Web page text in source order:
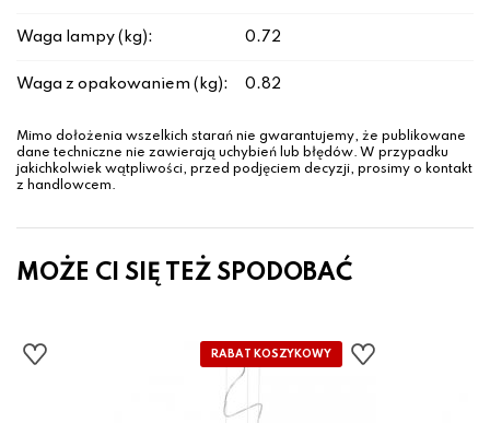
Waga lampy (kg): 0.72
Waga z opakowaniem (kg): 0.82
Mimo dołożenia wszelkich starań nie gwarantujemy, że publikowane
dane techniczne nie zawierają uchybień lub błędów. W przypadku
jakichkolwiek wątpliwości, przed podjęciem decyzji, prosimy o kontakt
z handlowcem.
MOŻE CI SIĘ TEŻ SPODOBAĆ